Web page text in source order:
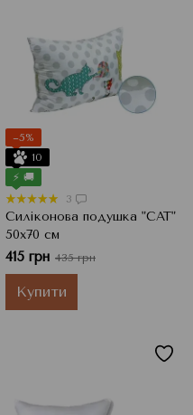
−5%
10
⚡ 🚚
3
Силіконова подушка "CAT"
50х70 см
415 грн 435 грн
Купити